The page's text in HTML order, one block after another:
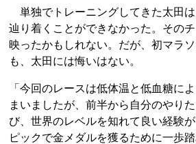
単独でトレーニングしてきた太田
辿り着くことができなかった。そのチ
映ったかもしれない。だが、初マラ
も、太田には悔いはない。
「今回のレースは低体温と低血糖に
まいましたが、前半から自分のやり
び、世界のレベルを知れて良い経験
ピックで金メダルを獲るために一歩